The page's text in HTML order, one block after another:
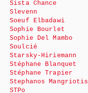
Sista Chance
Slevenn
Soeuf Elbadawi
Sophie Bourlet
Sophie Del Mambo
Soulcié
Starsky-Hiriemann
Stéphane Blanquet
Stéphane Trapier
Stephanos Mangriotis
STPo